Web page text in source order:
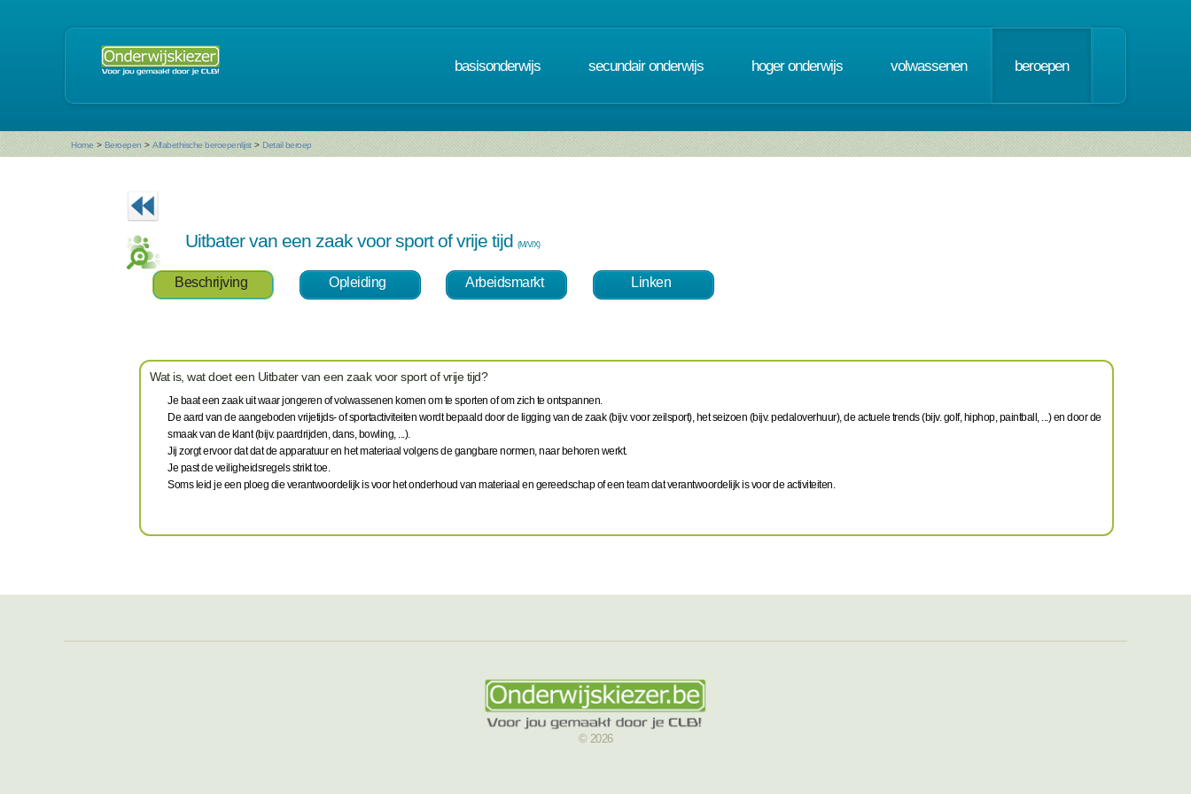
basisonderwijs secundair onderwijs hoger onderwijs volwassenen beroepen
Home > Beroepen > Alfabethische beroepenlijst > Detail beroep
Uitbater van een zaak voor sport of vrije tijd (M/V/X)
Beschrijving Opleiding Arbeidsmarkt Linken
Wat is, wat doet een Uitbater van een zaak voor sport of vrije tijd?
Je baat een zaak uit waar jongeren of volwassenen komen om te sporten of om zich te ontspannen.
De aard van de aangeboden vrijetijds- of sportactiviteiten wordt bepaald door de ligging van de zaak (bijv. voor zeilsport), het seizoen (bijv. pedaloverhuur), de actuele trends (bijv. golf, hiphop, paintball, ...) en door de
smaak van de klant (bijv. paardrijden, dans, bowling, ...).
Jij zorgt ervoor dat dat de apparatuur en het materiaal volgens de gangbare normen, naar behoren werkt.
Je past de veiligheidsregels strikt toe.
Soms leid je een ploeg die verantwoordelijk is voor het onderhoud van materiaal en gereedschap of een team dat verantwoordelijk is voor de activiteiten.
© 2026